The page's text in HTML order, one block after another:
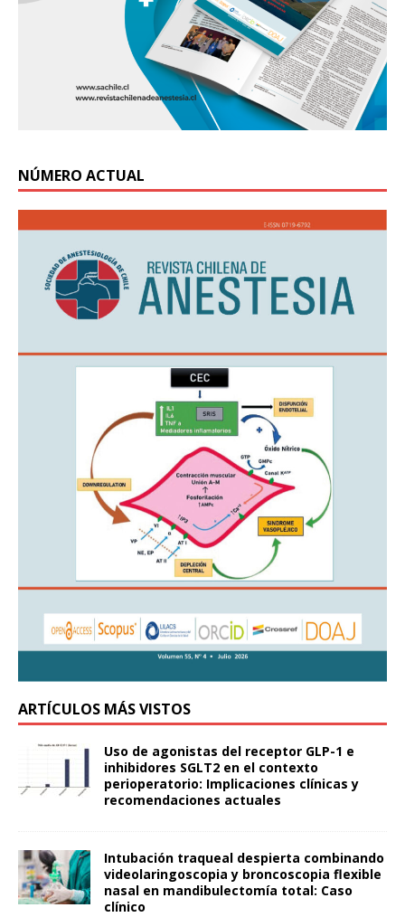
NÚMERO ACTUAL
ARTÍCULOS MÁS VISTOS
Uso de agonistas del receptor GLP-1 e
inhibidores SGLT2 en el contexto
perioperatorio: Implicaciones clínicas y
recomendaciones actuales
Intubación traqueal despierta combinando
videolaringoscopia y broncoscopia flexible
nasal en mandibulectomía total: Caso
clínico